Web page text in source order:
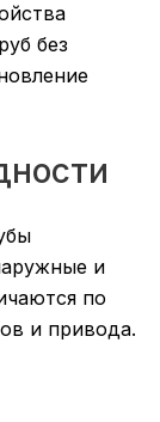
без
и
по
и привода.